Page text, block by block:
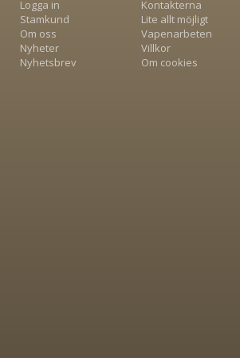
Logga in
Stamkund
Om oss
Nyheter
Nyhetsbrev
Kontakterna
Lite allt möjligt
Vapenarbeten
Villkor
Om cookies